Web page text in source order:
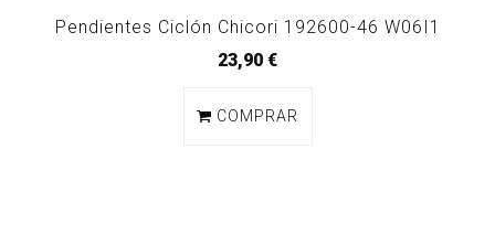
Pendientes Ciclón Chicori 192600-46 W06I1
23,90 €
COMPRAR